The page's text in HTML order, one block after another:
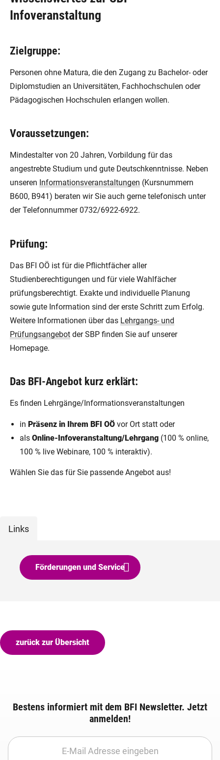
Infoveranstaltung
Zielgruppe:
Personen ohne Matura, die den Zugang zu Bachelor- oder
Diplomstudien an Universitäten, Fachhochschulen oder
Pädagogischen Hochschulen erlangen wollen.
Voraussetzungen:
Mindestalter von 20 Jahren, Vorbildung für das
angestrebte Studium und gute Deutschkenntnisse. Neben
unseren Informationsveranstaltungen (Kursnummern
B600, B941) beraten wir Sie auch gerne telefonisch unter
der Telefonnummer 0732/6922-6922.
Prüfung:
Das BFI OÖ ist für die Pflichtfächer aller
Studienberechtigungen und für viele Wahlfächer
prüfungsberechtigt. Exakte und individuelle Planung
sowie gute Information sind der erste Schritt zum Erfolg.
Weitere Informationen über das Lehrgangs- und
Prüfungsangebot der SBP finden Sie auf unserer
Homepage.
Das BFI-Angebot kurz erklärt:
Es finden Lehrgänge/Informationsveranstaltungen
in Präsenz in Ihrem BFI OÖ vor Ort statt oder
als Online-Infoveranstaltung/Lehrgang (100 % online,
100 % live Webinare, 100 % interaktiv).
Wählen Sie das für Sie passende Angebot aus!
Links
Förderungen und Service
zurück zur Übersicht
Bestens informiert mit dem BFI Newsletter. Jetzt
anmelden!